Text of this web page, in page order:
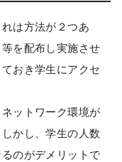
は方法が２つあ
を配布し実施させ
おき学生にアクセ
ットワーク環境が
かし、学生の人数
のがデメリットで